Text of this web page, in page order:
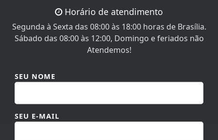
Segunda à Sexta das 08:00 às 18:00 horas de Brasília.
Sábado das 08:00 às 12:00, Domingo e feriados não
Atendemos!
SEU E-MAIL